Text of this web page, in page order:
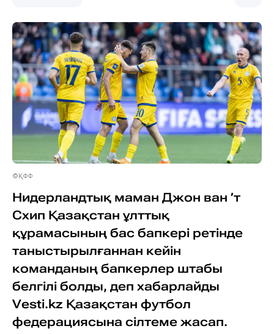
©ҚФФ
Нидерландтық маман Джон ван ’т
Схип Қазақстан ұлттық
құрамасының бас бапкері ретінде
таныстырылғаннан кейін
команданың бапкерлер штабы
белгілі болды, деп хабарлайды
Vesti.kz Қазақстан футбол
федерациясына сілтеме жасап.